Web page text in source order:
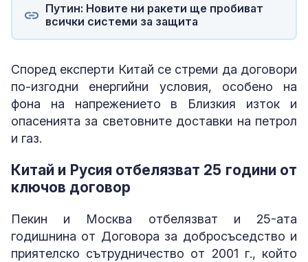
Путин: Новите ни ракети ще пробиват
всички системи за защита
Според експерти Китай се стреми да договори
по-изгодни енергийни условия, особено на
фона на напрежението в Близкия изток и
опасенията за световните доставки на петрол
и газ.
Китай и Русия отбелязват 25 години от
ключов договор
Пекин и Москва отбелязват и 25-ата
годишнина от Договора за добросъседство и
приятелско сътрудничество от 2001 г., който